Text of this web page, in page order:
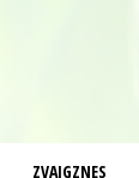
ZVAIGZNES